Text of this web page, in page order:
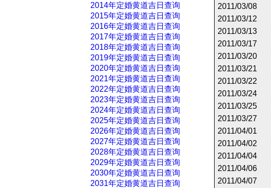
2014年定婚黄道吉日查询
2015年定婚黄道吉日查询
2016年定婚黄道吉日查询
2017年定婚黄道吉日查询
2018年定婚黄道吉日查询
2019年定婚黄道吉日查询
2020年定婚黄道吉日查询
2021年定婚黄道吉日查询
2022年定婚黄道吉日查询
2023年定婚黄道吉日查询
2024年定婚黄道吉日查询
2025年定婚黄道吉日查询
2026年定婚黄道吉日查询
2027年定婚黄道吉日查询
2028年定婚黄道吉日查询
2029年定婚黄道吉日查询
2030年定婚黄道吉日查询
2031年定婚黄道吉日查询
2011/03/08
2011/03/12
2011/03/13
2011/03/17
2011/03/20
2011/03/21
2011/03/22
2011/03/24
2011/03/25
2011/03/27
2011/04/01
2011/04/02
2011/04/04
2011/04/06
2011/04/07